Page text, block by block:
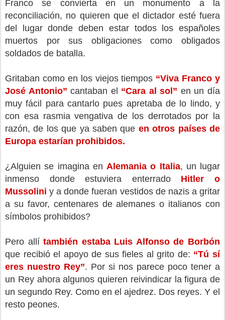
Franco se convierta en un monumento a la
reconciliación, no quieren que el dictador esté fuera
del lugar donde deben estar todos los españoles
muertos por sus obligaciones como obligados
soldados de batalla.
Gritaban como en los viejos tiempos “Viva Franco y
José Antonio” cantaban el “Cara al sol” en un día
muy fácil para cantarlo pues apretaba de lo lindo, y
con esa rasmia vengativa de los derrotados por la
razón, de los que ya saben que en otros países de
Europa estarían prohibidos.
¿Alguien se imagina en Alemania o Italia, un lugar
inmenso donde estuviera enterrado Hitler o
Mussolini y a donde fueran vestidos de nazis a gritar
a su favor, centenares de alemanes o italianos con
símbolos prohibidos?
Pero allítambién estaba Luis Alfonso de Borbón
que recibió el apoyo de sus fieles al grito de: “Tú sí
eres nuestro Rey”. Por si nos parece poco tener a
un Rey ahora algunos quieren reivindicar la figura de
un segundo Rey. Como en el ajedrez. Dos reyes. Y el
resto peones.